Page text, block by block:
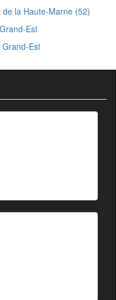
la Haute-Marne (52)
Est
Est